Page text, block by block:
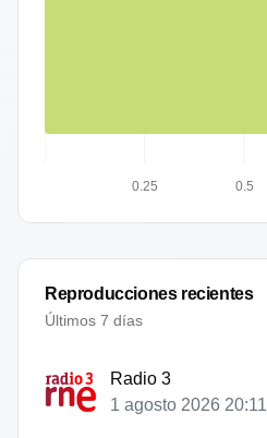
0.25 0.5
Reproducciones recientes
Últimos 7 días
Radio 3
1 agosto 2026 20:11